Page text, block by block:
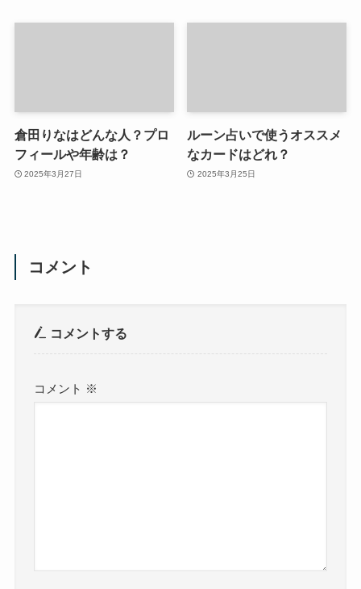
倉田りなはどんな人？プロ
フィールや年齢は？
2025年3月27日
ルーン占いで使うオススメ
なカードはどれ？
2025年3月25日
コメント
コメントする
コメント ※